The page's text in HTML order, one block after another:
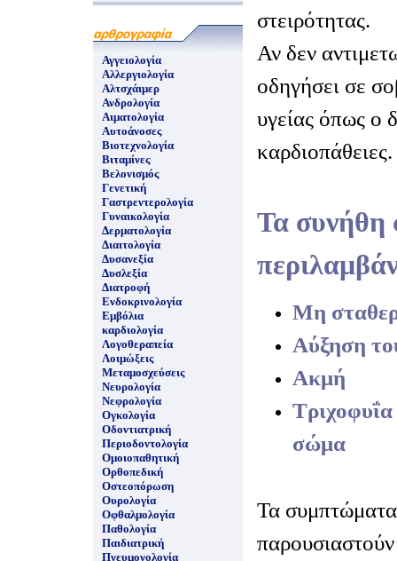
Αγγειολογία
Αλλεργιολογία
Αλτσχάιμερ
Ανδρολογία
Αιματολογία
Αυτοάνοσες
Βιοτεχνολογία
Βιταμίνες
Βελονισμός
Γενετική
Γαστρεντερολογία
Γυναικολογία
Δερματολογία
Διαιτολογία
Δυσανεξία
Δυσλεξία
Διατροφή
Ενδοκρινολογία
Εμβόλια
καρδιολογία
Λογοθεραπεία
Λοιμώξεις
Μεταμοσχεύσεις
Νευρολογία
Νεφρολογία
Ογκολογία
Οδοντιατρική
Περιοδοντολογία
Ομοιοπαθητική
Ορθοπεδική
Οστεοπόρωση
Ουρολογία
Οφθαλμολογία
Παθολογία
Παιδιατρική
Πνευμονολογία
στειρότητας.
Αν δεν
οδηγήσει σε
υγείας όπως ο
καρδιοπάθειες.
Τα συνήθη
Μη
Αύξηση
Ακμή
σώμα
Τα
παρουσιαστούν